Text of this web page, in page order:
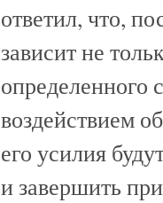
ответил, что,
зависит не
определенного
воздействием
его усилия
и завершить